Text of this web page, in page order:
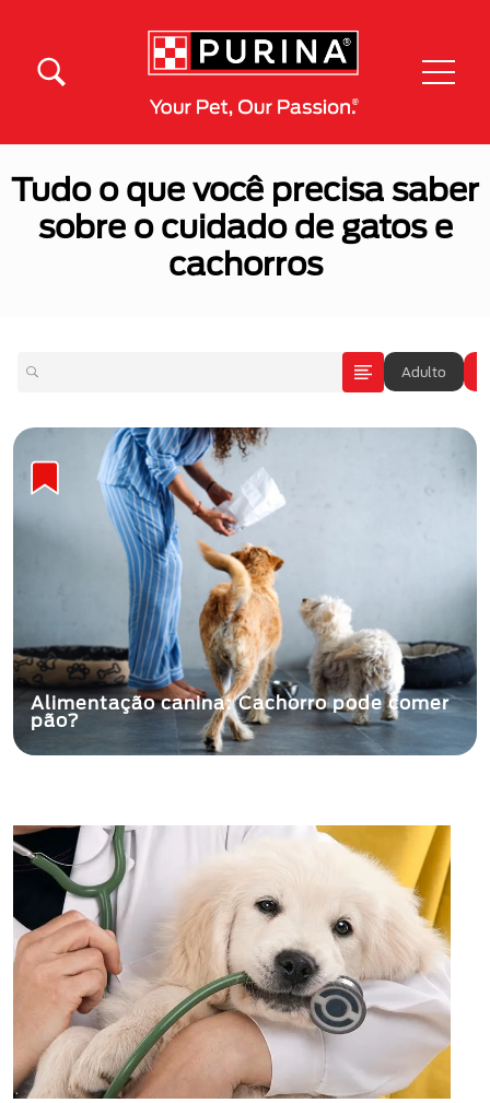
Tudo o que você precisa saber
sobre o cuidado de gatos e
cachorros
Adulto
Alimentação canina: Cachorro pode comer
pão?